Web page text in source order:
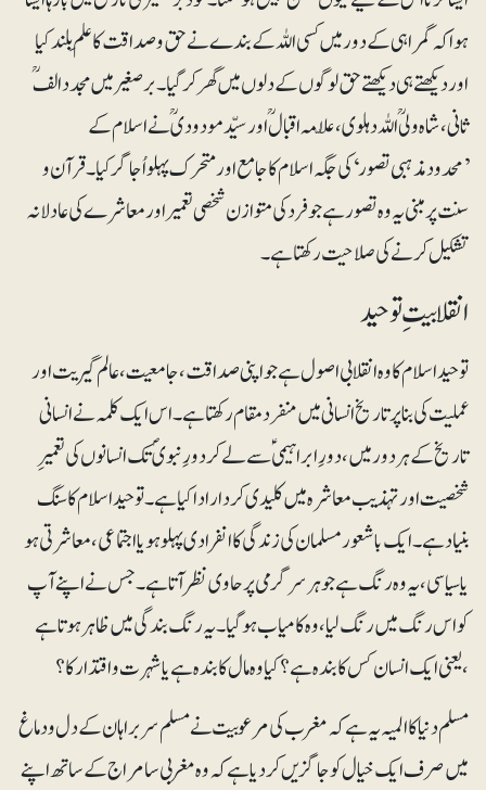
ہوا کہ گمراہی کے دور میں کسی اللہ کے بندے نے حق و صداقت کا علَم بلند کیا
اور دیکھتے ہی دیکھتے حق لوگوں کے دلوں میں گھر کر گیا۔بر صغیر میں مجدد الفؒ
ثانی، شاہ ولیؒ اللہ دہلوی، علّامہ اقبالؒ اور سیّد مودودی ؒنے اسلام کے
’محدودمذہبی تصور‘ کی جگہ اسلام کا جامع اور متحرک پہلو اُجاگر کیا۔ قرآن و
سنت پر مبنی یہ وہ تصور ہے جو فرد کی متوازن شخصی تعمیر اور معاشرے کی عادلانہ
تشکیل کرنے کی صلاحیت رکھتا ہے۔
انقلابیتِ توحید
توحید اسلام کا وہ انقلابی اصول ہے جو اپنی صداقت، جامعیت ،عالم گیریت اور
عملیت کی بنا پر تاریخ انسانی میں منفرد مقام رکھتا ہے۔اس ایک کلمہ نےانسانی
تاریخ کے ہر دور میں، دورِابراہیمیؑ سے لے کر دورِ نبویؐ تک انسانوں کی تعمیرِ
شخصیت اور تہذیب معاشرہ میں کلیدی کردار ادا کیا ہے۔توحید اسلام کا سنگ
بنیاد ہے۔ ایک باشعور مسلمان کی زندگی کا انفرادی پہلو ہو یا اجتماعی، معاشرتی ہو
یا سیاسی، یہ وہ رنگ ہے جو ہر سرگرمی پر حاوی نظر آتا ہے۔جس نے اپنے آپ
کو اس رنگ میں رنگ لیا، وہ کامیاب ہو گیا۔ یہ رنگ بندگی میں ظاہر ہوتا ہے
،یعنی ایک انسان کس کا بندہ ہے ؟ کیا وہ مال کا بندہ ہے یاشہرت و اقتدار کا ؟
مسلم دنیا کا المیہ یہ ہے کہ مغرب کی مرعوبیت نے مسلم سربراہان کے دل و دماغ
میں صرف ایک خیال کو جاگزیں کر دیا ہے کہ وہ مغربی سامراج کے ساتھ اپنے